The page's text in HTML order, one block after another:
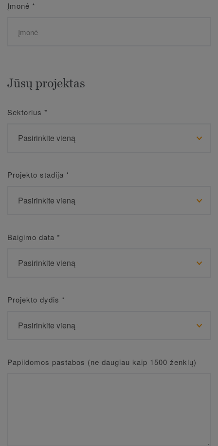
Įmonė *
Jūsų projektas
Sektorius *
Projekto stadija *
Baigimo data *
Projekto dydis *
Papildomos pastabos (ne daugiau kaip 1500 ženklų)